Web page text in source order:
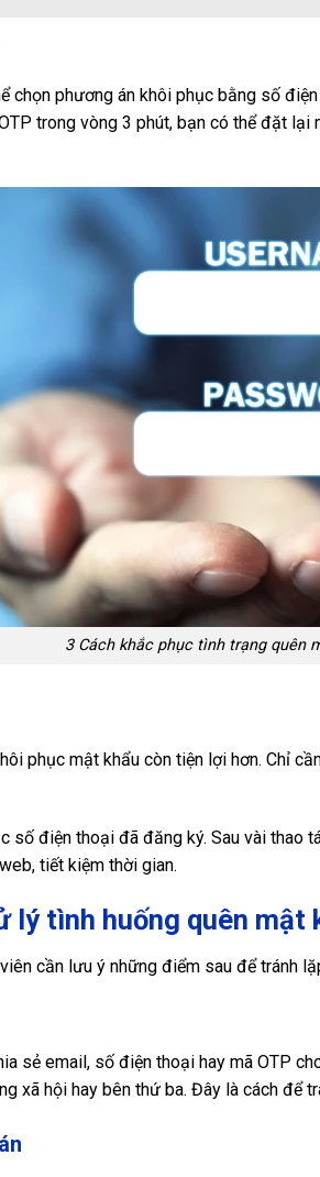
chọn phương án khôi phục bằng số
trong vòng 3 phút, bạn có thể đặt
3 Cách khắc phục tình trạng quên
phục mật khẩu còn tiện lợi hơn. Chỉ
số điện thoại đã đăng ký. Sau vài thao
tiết kiệm thời gian.
lý tình huống quên mật
cần lưu ý những điểm sau để tránh
sẻ email, số điện thoại hay mã OTP
xã hội hay bên thứ ba. Đây là cách để